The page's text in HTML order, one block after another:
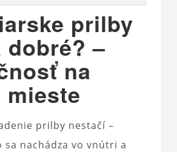
prilby
–
na
prilby nestačí –
sa nachádza vo vnútri a